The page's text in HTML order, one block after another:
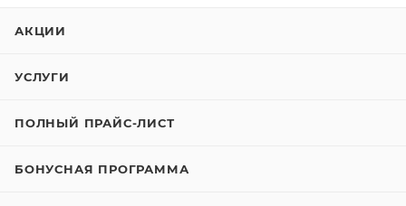
АКЦИИ
УСЛУГИ
ПОЛНЫЙ ПРАЙС-ЛИСТ
БОНУСНАЯ ПРОГРАММА